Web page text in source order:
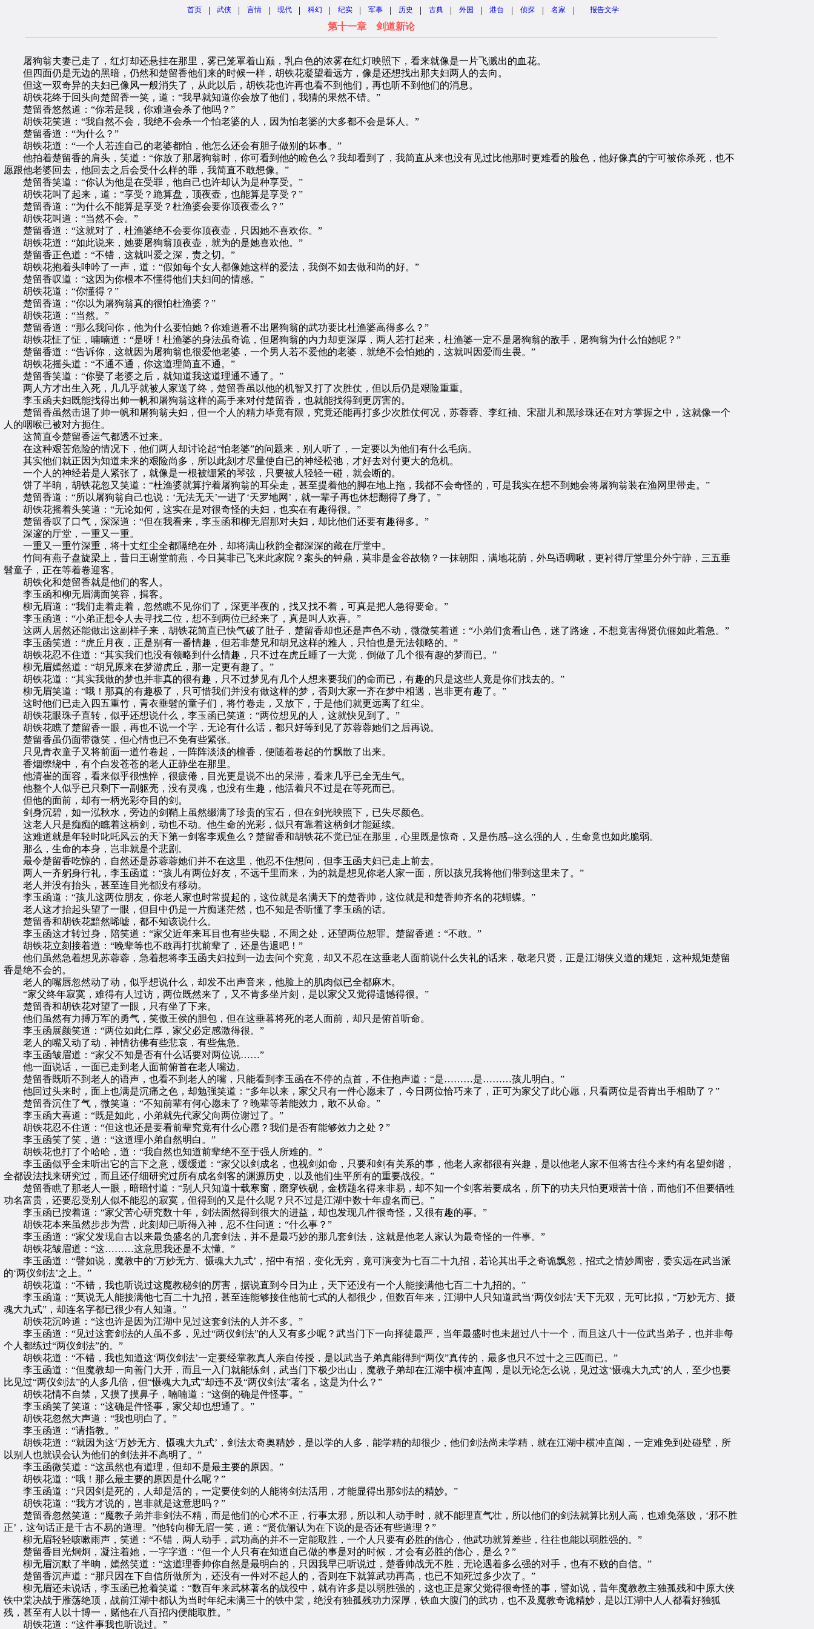
首页 | 武侠 | 言情 | 现代 | 科幻 | 纪实 | 军事 | 历史 | 古典 | 外国 | 港台 | 侦探 | 名家 | 报告文学
第十一章 剑道新论
屠狗翁夫妻已走了，红灯却还悬挂在那里，雾已笼罩着山巅，乳白色的浓雾在红灯映照下，看来就像是一片飞溅出的血花。
但四面仍是无边的黑暗，仍然和楚留香他们来的时候一样，胡铁花凝望着远方，像是还想找出那夫妇两人的去向。
但这一双奇异的夫妇已像风一般消失了，从此以后，胡铁花也许再也看不到他们，再也听不到他们的消息。
胡铁花终于回头向楚留香一笑，道：“我早就知道你会放了他们，我猜的果然不错。”
楚留香悠然道：“你若是我，你难道会杀了他吗？”
胡铁花笑道：“我自然不会，我绝不会杀一个怕老婆的人，因为怕老婆的大多都不会是坏人。”
楚留香道：“为什么？”
胡铁花道：“一个人若连自己的老婆都怕，他怎么还会有胆子做别的坏事。”
他拍着楚留香的肩头，笑道：“你放了那屠狗翁时，你可看到他的睑色么？我却看到了，我简直从来也没有见过比他那时更难看的脸色，他好像真的宁可被你杀死，也不
愿跟他老婆回去，他回去之后会受什么样的罪，我简直不敢想像。”
楚留香笑道：“你认为他是在受罪，他自己也许却认为是种享受。”
胡铁花叫了起来，道：“享受？跪算盘，顶夜壶，也能算是享受？”
楚留香道：“为什么不能算是享受？杜渔婆会要你顶夜壶么？”
胡铁花叫道：“当然不会。”
楚留香道：“这就对了，杜渔婆绝不会要你顶夜壶，只因她不喜欢你。”
胡铁花道：“如此说来，她要屠狗翁顶夜壶，就为的是她喜欢他。”
楚留香正色道：“不错，这就叫爱之深，责之切。”
胡铁花抱着头呻吟了一声，道：“假如每个女人都像她这样的爱法，我倒不如去做和尚的好。”
楚留香叹道：“这因为你根本不懂得他们夫妇间的情感。”
胡铁花道：“你懂得？”
楚留香道：“你以为屠狗翁真的很怕杜渔婆？”
胡铁花道：“当然。”
楚留香道：“那么我问你，他为什么要怕她？你难道看不出屠狗翁的武功要比杜渔婆高得多么？”
胡铁花怔了怔，喃喃道：“是呀！杜渔婆的身法虽奇诡，但屠狗翁的内力却更深厚，两人若打起来，杜渔婆一定不是屠狗翁的敌手，屠狗翁为什么怕她呢？”
楚留香道：“告诉你，这就因为屠狗翁也很爱他老婆，一个男人若不爱他的老婆，就绝不会怕她的，这就叫因爱而生畏。”
胡铁花摇头道：“不通不通，你这道理简直不通。”
楚留香笑道：“你娶了老婆之后，就知道我这道理通不通了。”
两人方才出生入死，几几乎就被人家送了终，楚留香虽以他的机智又打了次胜仗，但以后仍是艰险重重。
李玉函夫妇既能找得出帅一帆和屠狗翁这样的高手来对付楚留香，也就能找得到更厉害的。
楚留香虽然击退了帅一帆和屠狗翁夫妇，但一个人的精力毕竟有限，究竟还能再打多少次胜仗何况，苏蓉蓉、李红袖、宋甜儿和黑珍珠还在对方掌握之中，这就像一个
人的咽喉已被对方扼住。
这简直令楚留香运气都透不过来。
在这种艰苦危险的情况下，他们两人却讨论起“怕老婆”的问题来，别人听了，一定要以为他们有什么毛病。
其实他们就正因为知道未来的艰险尚多，所以此刻才尽量使自已的神经松弛，才好去对付更大的危机。
一个人的神经若是人紧张了，就像是一根被绷紧的琴弦，只要被人轻轻一碰，就会断的。
饼了半晌，胡铁花忽又笑道：“杜渔婆就算拧着屠狗翁的耳朵走，甚至提着他的脚在地上拖，我都不会奇怪的，可是我实在想不到她会将屠狗翁装在渔网里带走。”
楚留香道：“所以屠狗翁自己也说：‘无法无天’一进了‘天罗地网’，就一辈子再也休想翻得了身了。”
胡铁花摇着头笑道：“无论如何，这实在是对很奇怪的夫妇，也实在有趣得很。”
楚留香叹了口气，深深道：“但在我看来，李玉函和柳无眉那对夫妇，却比他们还要有趣得多。”
深邃的厅堂，一重又一重。
一重又一重竹深重，将十丈红尘全都隔绝在外，却将满山秋韵全都深深的藏在厅堂中。
竹间有燕子盘旋梁上，昔日王谢堂前燕，今日莫非已飞来此家院？案头的钟鼎，莫非是金谷故物？一抹朝阳，满地花荫，外鸟语啁啾，更衬得厅堂里分外宁静，三五垂
髫童子，正在等着卷迎客。
胡铁化和楚留香就是他们的客人。
李玉函和柳无眉满面笑容，揖客。
柳无眉道：“我们走着走着，忽然瞧不见你们了，深更半夜的，找又找不着，可真是把人急得要命。”
李玉函道：“小弟正想令人去寻找二位，想不到两位已经来了，真是叫人欢喜。”
这两人居然还能做出这副样子来，胡铁花简直已快气破了肚子，楚留香却也还是声色不动，微微笑着道：“小弟们贪看山色，迷了路途，不想竟害得贤伉俪如此着急。”
李玉函笑道：“虎丘月夜，正是别有一番情趣，但若非楚兄和胡兄这样的雅人，只怕也是无法领略的。”
胡铁花忍不住道：“其实我们也没有领略到什么情趣，只不过在虎丘睡了一大觉，倒做了几个很有趣的梦而已。”
柳无眉嫣然道：“胡兄原来在梦游虎丘，那一定更有趣了。”
胡铁花道：“其实我做的梦也并非真的很有趣，只不过梦见有几个人想来要我们的命而已，有趣的只是这些人竟是你们找去的。”
柳无眉笑道：“哦！那真的有趣极了，只可惜我们并没有做这样的梦，否则大家一齐在梦中相遇，岂非更有趣了。”
这时他们已走入四五重竹，青衣垂髫的童子们，将竹卷走，又放下，于是他们就更远离了红尘。
胡铁花眼珠子直转，似乎还想说什么，李玉函已笑道：“两位想见的人，这就快见到了。”
胡铁花瞧了楚留香一眼，再也不说一个字，无论有什么话，都只好等到见了苏蓉蓉她们之后再说。
楚留香虽仍面带微笑，但心情也已不免有些紧张。
只见青衣童子又将前面一道竹卷起，一阵阵淡淡的檀香，便随着卷起的竹飘散了出来。
香烟缭绕中，有个白发苍苍的老人正静坐在那里。
他清崔的面容，看来似乎很憔悴，很疲倦，目光更是说不出的呆滞，看来几乎已全无生气。
他整个人似乎已只剩下一副躯壳，没有灵魂，也没有生趣，他活着只不过是在等死而已。
但他的面前，却有一柄光彩夺目的剑。
剑身沉碧，如一泓秋水，旁边的剑鞘上虽然缀满了珍贵的宝石，但在剑光映照下，已失尽颜色。
这老人只是痴痴的瞧着这柄剑，动也不动。他生命的光彩，似只有靠着这柄剑才能延续。
这难道就是年轻时叱吒风云的天下第一剑客李观鱼么？楚留香和胡铁花不觉已怔在那里，心里既是惊奇，又是伤感--这么强的人，生命竟也如此脆弱。
那么，生命的本身，岂非就是个悲剧。
最令楚留香吃惊的，自然还是苏蓉蓉她们并不在这里，他忍不住想问，但李玉函夫妇已走上前去。
两人一齐躬身行礼，李玉函道：“孩儿有两位好友，不远千里而来，为的就是想见你老人家一面，所以孩兄我将他们带到这里未了。”
老人并没有抬头，甚至连目光都没有移动。
李玉函道：“孩儿这两位朋友，你老人家也时常提起的，这位就是名满天下的楚香帅，这位就是和楚香帅齐名的花蝴蝶。”
老人这才抬起头望了一眼，但目中仍是一片痴迷茫然，也不知是否听懂了李玉函的话。
楚留香和胡铁花黯然唏嘘，都不知该说什么。
李玉函这才转过身，陪笑道：“家父近年来耳目也有些失聪，不周之处，还望两位恕罪。楚留香道：“不敢。”
胡铁花立刻接着道：“晚辈等也不敢再打扰前辈了，还是告退吧！”
他们虽然急着想见苏蓉蓉，急着想将李玉函夫妇拉到一边去问个究竟，却又不忍在这垂老人面前说什么失礼的话来，敬老只贤，正是江湖侠义道的规矩，这种规矩楚留
香是绝不会的。
老人的嘴唇忽然动了动，似乎想说什么，却发不出声音来，他脸上的肌肉似已全都麻木。
“家父终年寂寞，难得有人过访，两位既然来了，又不肯多坐片刻，是以家父又觉得遗憾得很。”
楚留香和胡铁花对望了一眼，只有坐了下来。
他们虽然有力搏万军的勇气，笑傲王侯的胆包，但在这垂暮将死的老人面前，却只是俯首听命。
李玉函展颜笑道：“两位如此仁厚，家父必定感激得很。”
老人的嘴又动了动，神情彷佛有些悲哀，有些焦急。
李玉函皱眉道：“家父不知是否有什么话要对两位说……”
他一面说话，一面已走到老人面前俯首在老人嘴边。
楚留香既听不到老人的语声，也看不到老人的嘴，只能看到李玉函在不停的点首，不住抱声道：“是………是………孩儿明白。”
他回过头来时，面上也满是沉痛之色，却勉强笑道：“多年以来，家父只有一件心愿未了，今日两位恰巧来了，正可为家父了此心愿，只看两位是否肯出手相助了？”
楚留香沉住了气，微笑道：“不知前辈有何心愿未了？晚辈等若能效力，敢不从命。”
李玉函大喜道：“既是如此，小弟就先代家父向两位谢过了。”
胡铁花忍不住道：“但这也还是要看前辈究竟有什么心愿？我们是否有能够效力之处？”
李玉函笑了笑，道：“这道理小弟自然明白。”
胡铁花也打了个哈哈，道：“我自然也知道前辈绝不至于强人所难的。”
李玉函似乎全未听出它的言下之意，缓缓道：“家父以剑成名，也视剑如命，只要和剑有关系的事，他老人家都很有兴趣，是以他老人家不但将古往今来约有名望剑谱，
全都设法找来研究过，而且还仔细研究过所有成名剑客的渊源历史，以及他们生平所有的重要战役。”
楚留香瞧了那老人一眼，暗暗忖道：“别人只知道十载寒窗，磨穿铁砚，金榜题名得来非易，却不知一个剑客若要成名，所下的功夫只怕更艰苦十倍，而他们不但要牺牲
功名富贵，还要忍受别人似不能忍的寂寞，但得到的又是什么呢？只不过是江湖中数十年虚名而已。”
李玉函已按着道：“家父苦心研究数十年，剑法固然得到很大的进益，却也发现几件很奇怪，又很有趣的事。”
胡铁花本来虽然步步为营，此刻却已听得入神，忍不住问道：“什么事？”
李玉函道：“家父发现自古以来最负盛名的几套剑法，并不是最巧妙的那几套剑法，这就是他老人家认为最奇怪的一件事。”
胡铁花皱眉道：“这………这意思我还是不太懂。”
李玉函道：“譬如说，魔教中的‘万妙无方、慑魂大九式’，招中有招，变化无穷，竟可演变为七百二十九招，若论其出手之奇诡飘忽，招式之情妙周密，委实远在武当派
的‘两仪剑法’之上。”
胡铁花道：“不错，我也听说过这魔教秘剑的厉害，据说直到今日为止，天下还没有一个人能接满他七百二十九招的。”
李玉函道：“莫说无人能接满他七百二十九招，甚至连能够接住他前七式的人都很少，但数百年来，江湖中人只知道武当‘两仪剑法’天下无双，无可比拟，“万妙无方、摄
魂大九式”，却连名字都已很少有人知道。”
胡铁花沉吟道：“这也许是因为江湖中见过这套剑法的人并不多。”
李玉函道：“见过这套剑法的人虽不多，见过“两仪剑法”的人又有多少呢？武当门下一向择徒最严，当年最盛时也未超过八十一个，而且这八十一位武当弟子，也并非每
个人都练过“两仪剑法”的。”
胡铁花道：“不错，我也知道这‘两仪剑法’一定要经掌教真人亲自传授，是以武当子弟真能得到“两仪”真传的，最多也只不过十之三匹而已。”
李玉函道：“但魔教却一向善门大开，而且一入门就能练剑，武当门下极少出山，魔教子弟却在江湖中横冲直闯，是以无论怎么说，见过这‘慑魂大九式’的人，至少也要
比见过“两仪剑法”的人多几倍，但“慑魂大九式”却违不及“两仪剑法”著名，这是为什么？”
胡铁花情不自禁，又摸了摸鼻子，喃喃道：“这倒的确是件怪事。”
李玉函笑了笑道：“这确是件怪事，家父却也想通了。”
胡铁花忽然大声道：“我也明白了。”
李玉函道：“请指教。”
胡铁花道：“就因为这‘万妙无方、慑魂大九式’，剑法太奇奥精妙，是以学的人多，能学精的却很少，他们剑法尚未学精，就在江湖中横冲直闯，一定难免到处碰壁，所
以别人也就误会认为他们的剑法并不高明了。”
李玉函微笑道：“这虽然也有道理，但却不是最主要的原因。”
胡铁花道：“哦！那么最主要的原因是什么呢？”
李玉函道：“只因剑是死的，人却是活的，一定要使剑的人能将剑法活用，才能显得出那剑法的精妙。”
胡铁花道：“我方才说的，岂非就是这意思吗？”
楚留香忽然笑道：“魔教子弟并非剑法不精，而是他们的心术不正，行事太邪，所以和人动手时，就不能理直气壮，所以他们的剑法就算比别人高，也难免落败，‘邪不胜
正’，这句话正是千古不易的道理。”他转向柳无眉一笑，道：“贤伉俪认为在下说的是否还有些道理？”
柳无眉轻轻咳嗽雨声，笑道：“不错，两人动手，武功高的并不一定能取胜，一个人只要有必胜的信心，他武功就算差些，往往也能以弱胜强的。”
楚留香目光炯炯，凝注着她，一字字道：“但一个人只有在知道自己做的事是对的时候，才会有必胜的信心，是么？”
柳无眉沉默了半晌，嫣然笑道：“这道理香帅你自然是最明白的，只因我早已听说过，楚香帅战无不胜，无论遇着多么强的对手，也有不败的自信。”
楚留香沉声道：“那只因在下自信所做所为，还没有一件对不起人的，否则在下就算武功再高，也已不知死过多少次了。”
柳无眉还未说话，李玉函已抢着笑道：“数百年来武林著名的战役中，就有许多是以弱胜强的，这也正是家父觉得很奇怪的事，譬如说，昔年魔教教主独孤残和中原大侠
铁中棠决战于雁荡绝顶，战前江湖中都认为当时年纪未满三十的铁中棠，绝没有独孤残功力深厚，铁血大腹门的武功，也不及魔教奇诡精妙，是以江湖中人人都看好独狐
残，甚至有人以十博一，赌他在八百招内便能取胜。”
胡铁花道：“这件事我也听说过。”